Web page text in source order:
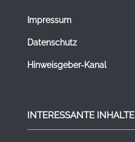
Impressum
Datenschutz
Hinweisgeber-Kanal
INTERESSANTE INHALTE